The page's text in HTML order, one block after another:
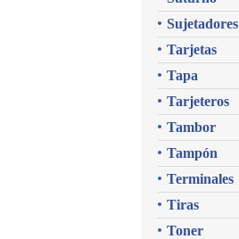
Sujetadores
Tarjetas
Tapa
Tarjeteros
Tambor
Tampón
Terminales
Tiras
Toner